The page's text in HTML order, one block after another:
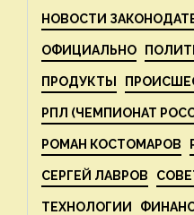
НОВОСТИ
ОФИЦИАЛЬНО
ПРОДУКТЫ
РПЛ (ЧЕМПИОНАТ
РОМАН КОСТОМАРОВ
СЕРГЕЙ ЛАВРОВ
ТЕХНОЛОГИИ